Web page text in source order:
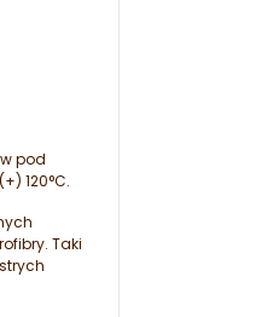
pod
120°C.
Taki